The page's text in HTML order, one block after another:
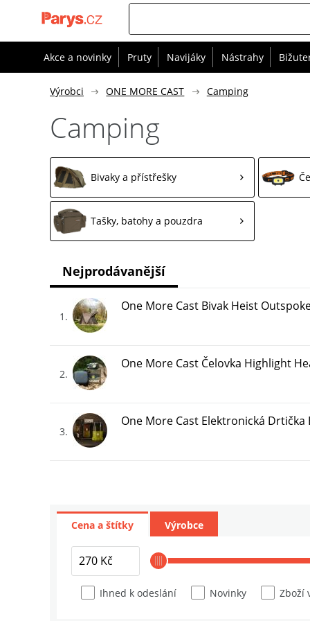
Akce a novinky Pruty Navijáky Nástrahy
Výrobci ONE MORE CAST Camping
Camping
Bivaky a přístřešky
Tašky, batohy a pouzdra
1
One More Cast Bivak Heist
2
One More Cast Čelovka Highlight
3
One More Cast Elektronická
One More Cast Odvíječ Vlasce
One More Cast Pouzdro Na Pruty
One More Cast Pouzdro Heist Slam
Nejprodávanější
Cena a štítky
Ihned k odeslání Novinky Zboží
Výrobce